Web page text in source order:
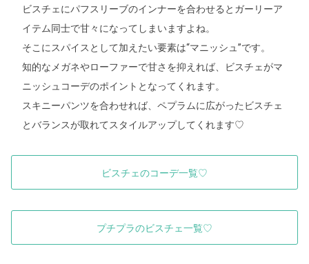
ビスチェにパフスリーブのインナーを合わせるとガーリーア
イテム同士で甘々になってしまいますよね。
そこにスパイスとして加えたい要素は“マニッシュ”です。
知的なメガネやローファーで甘さを抑えれば、ビスチェがマ
ニッシュコーデのポイントとなってくれます。
スキニーパンツを合わせれば、ペプラムに広がったビスチェ
とバランスが取れてスタイルアップしてくれます♡
ビスチェのコーデ一覧♡
プチプラのビスチェ一覧♡